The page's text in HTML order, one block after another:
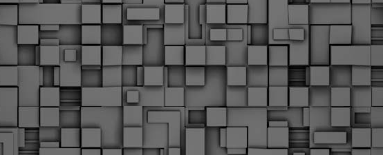
MAR
Θεσσαλονίκη: Ορκίστηκαν οι 75 νέοι δημοτικοί
αστυνομικοί – Τι τους ζήτησε ο Αγγελούδης
Ενισχύεται το έργο της δημοτικής αστυνομίας στο δήμο
Θεσσαλονίκης καθώς το πρωί της Τετάρτης 18 Μαρτίου
ορκίστηκαν οι 75 νέοι δημοτικοί αστυνομικοί.
«Με αυτούς, σε λίγους μήνες αποκτά ένα ισχυρό σώμα η
δημοτική αστυνομία. Θα είναι πιο κοντά στον πολίτη. Είχα την
ευκαιρία να είμαι σήμερα στην ορκωμοσία τους.